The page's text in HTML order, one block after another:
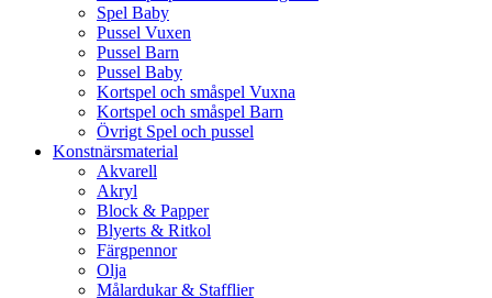
Spel Baby
Pussel Vuxen
Pussel Barn
Pussel Baby
Kortspel och småspel Vuxna
Kortspel och småspel Barn
Övrigt Spel och pussel
Konstnärsmaterial
Akvarell
Akryl
Block & Papper
Blyerts & Ritkol
Färgpennor
Olja
Målardukar & Stafflier